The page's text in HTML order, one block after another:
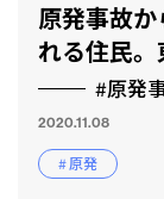
原発事故
れる住民。
#原発
2020.11.08
# 原発